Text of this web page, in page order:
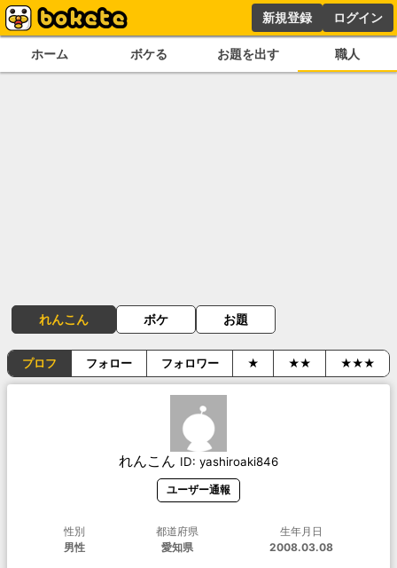
新規登録 ログイン
ホーム ボケる お題を出す 職人
れんこん ボケ お題
プロフ フォロー フォロワー ★ ★★ ★★★
れんこん ID: yashiroaki846
ユーザー通報
性別
男性
都道府県
愛知県
生年月日
2008.03.08